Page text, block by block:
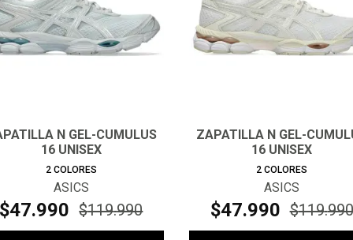
N GEL-CUMULUS
16 UNISEX
2 COLORES
ASICS
$47.990 $119.990
ZAPATILLA N GEL-
16 UNISEX
2 COLORES
ASICS
$47.990 $119.990